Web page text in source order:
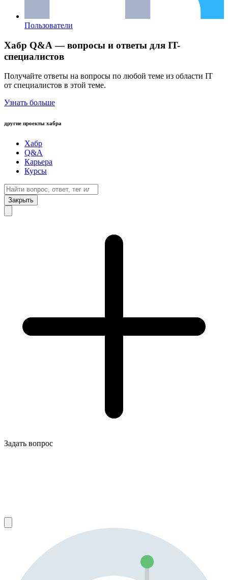
Пользователи
Хабр Q&A — вопросы и ответы для IT-
специалистов
Получайте ответы на вопросы по любой теме из области IT
от специалистов в этой теме.
Узнать больше
другие проекты хабра
Хабр
Q&A
Карьера
Курсы
Закрыть
Задать вопрос